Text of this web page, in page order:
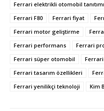
Ferrari elektrikli otomobil tanıtımı
Ferrari F80
Ferrari fiyat
Ferrari motor geliştirme
Ferrari performans
Ferrari
Ferrari süper otomobil
Ferrari tasarım özellikleri
Ferrari yenilikçi teknoloji
Kim